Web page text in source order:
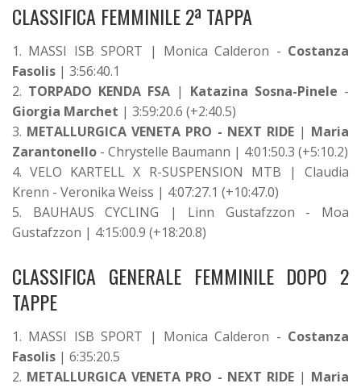
CLASSIFICA FEMMINILE 2ª TAPPA
1. MASSI ISB SPORT | Monica Calderon - Costanza
Fasolis | 3:56:40.1
2. TORPADO KENDA FSA | Katazina Sosna-Pinele -
Giorgia Marchet | 3:59:20.6 (+2:40.5)
3. METALLURGICA VENETA PRO - NEXT RIDE| Maria
Zarantonello - Chrystelle Baumann | 4:01:50.3 (+5:10.2)
4. VELO KARTELL X R-SUSPENSION MTB | Claudia
Krenn - Veronika Weiss | 4:07:27.1 (+10:47.0)
5. BAUHAUS CYCLING | Linn Gustafzzon - Moa
Gustafzzon | 4:15:00.9 (+18:20.8)
CLASSIFICA GENERALE FEMMINILE DOPO 2
TAPPE
1. MASSI ISB SPORT | Monica Calderon - Costanza
Fasolis | 6:35:20.5
2. METALLURGICA VENETA PRO - NEXT RIDE| Maria